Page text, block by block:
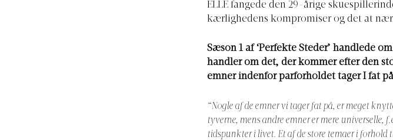
ELLE fangede den 29-årige
kærlighedens kompromiser og det at
Sæson 1 af ‘Perfekte Steder’ handlede
handler om det, der kommer efter den
emner indenfor parforholdet tager I fat
“Nogle af de emner vi tager fat på, er meget
tyverne, mens andre emner er mere universelle,
tidspunkter i livet. Et af de store temaer i forhold